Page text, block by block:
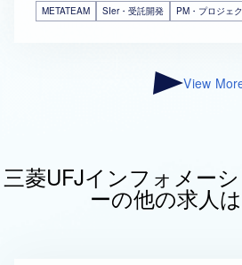
METATEAM SIer・受託開発 PM・プロジェ
View
三菱UFJインフォメー
ーの他の求人